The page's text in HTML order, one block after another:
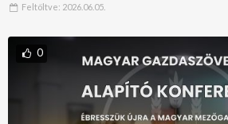
Feltöltve: 2026.06.05.
0